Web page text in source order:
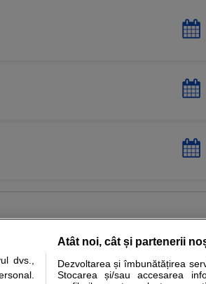
Specialitati medicale Boli si afectiuni
dvs.,
Atât noi, cât și partenerii
Dezvoltarea și îmbunătățirea
Stocarea și/sau accesarea